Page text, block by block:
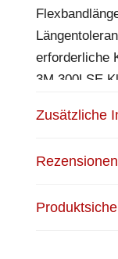
erforderliche
3M 300LSE
wieder
Zusätzliche